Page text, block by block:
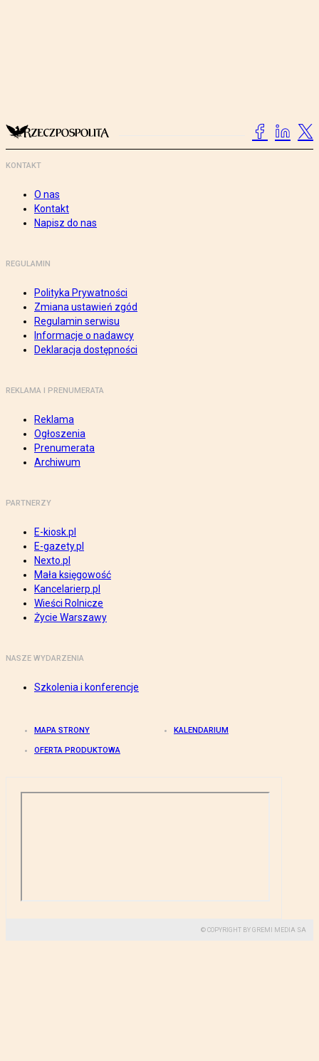
KONTAKT
O nas
Kontakt
Napisz do nas
REGULAMIN
Polityka Prywatności
Zmiana ustawień zgód
Regulamin serwisu
Informacje o nadawcy
Deklaracja dostępności
REKLAMA I PRENUMERATA
Reklama
Ogłoszenia
Prenumerata
Archiwum
PARTNERZY
E-kiosk.pl
E-gazety.pl
Nexto.pl
Mała księgowość
Kancelarierp.pl
Wieści Rolnicze
Życie Warszawy
NASZE WYDARZENIA
Szkolenia i konferencje
MAPA STRONY KALENDARIUM
OFERTA PRODUKTOWA
© COPYRIGHT BY GREMI MEDIA SA